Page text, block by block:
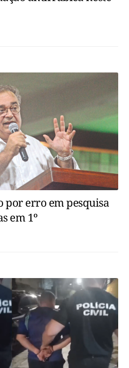
por erro em pesquisa
em 1º